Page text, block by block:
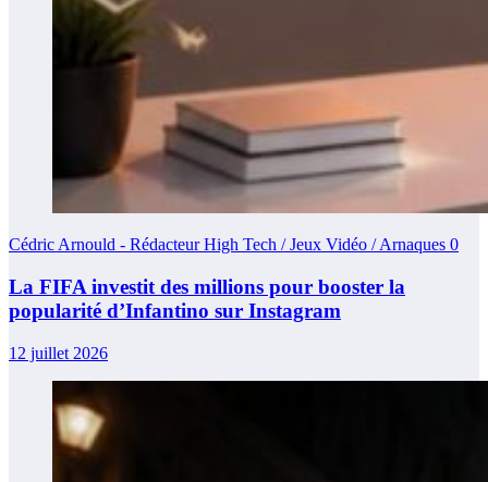
Cédric Arnould - Rédacteur High Tech / Jeux Vidéo / Arnaques 0
La FIFA investit des millions pour booster la
popularité d’Infantino sur Instagram
12 juillet 2026